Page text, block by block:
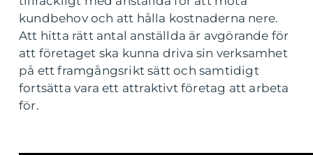
kundbehov och att hålla kostnaderna nere.
Att hitta rätt antal anställda är avgörande för
att företaget ska kunna driva sin verksamhet
på ett framgångsrikt sätt och samtidigt
fortsätta vara ett attraktivt företag att arbeta
för.